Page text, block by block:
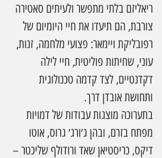
ריאליזם בלתי מתפשר ולעיתים סאטירה
צורבת, הם תיעדו את חיי היומיום של
רפובליקת ויימאר: פצועי מלחמה, זנות,
עוני, שחיתות פוליטית, חיי לילה
דקדנטיים, לצד קדמה טכנולוגית
ותחושת אובדן דרך.
בתערוכה מוצגות עבודות של דמויות
מפתח בזרם, ובהן ג׳ורג׳ גרוס, אוטו
דיקס, כריסטיאן שאד ורודולף שליכטר –